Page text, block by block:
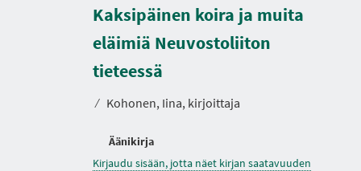
Kaksipäinen koira ja muita
eläimiä Neuvostoliiton
tieteessä
⁄ Kohonen, Iina, kirjoittaja
Äänikirja
Kirjaudu sisään, jotta näet kirjan saatavuuden